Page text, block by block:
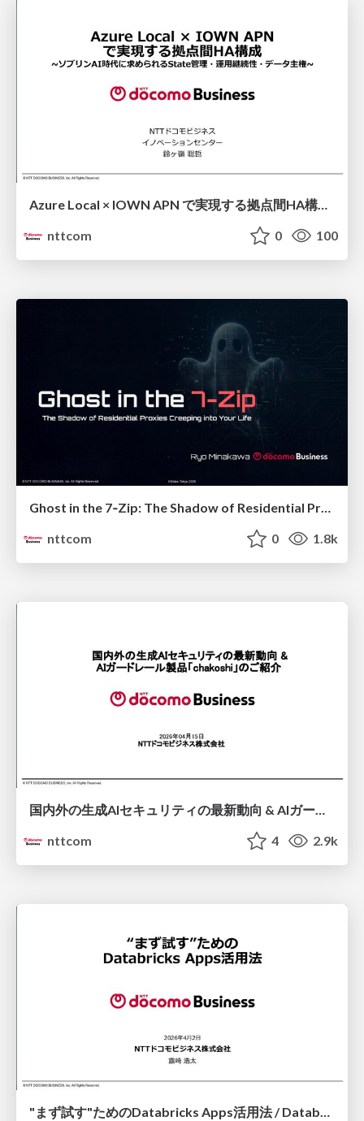
Azure Local × IOWN APN で実現する拠点間HA構成 ソブリンAI時代に求められるState管理・運用継続性・データ主権 / Cross-site HA Architecture Powered by Azure Local × IOWN APN ~ State Management, Operational Continuity, and Data Sovereignty for the Sovereign AI Era ~
nttcom
0 100
nttcom
0 1.8k
国内外の生成AIセキュリティの最新動向 & AIガードレール製品「chakoshi」のご紹介 / Latest Trends in Generative AI Security (Domestic & International) & Introduction to AI Guardrail Product "chakoshi"
nttcom
4 2.9k
"まず試す"ためのDatabricks Apps活用法 / Databricks Apps for Early Experiments and Validation